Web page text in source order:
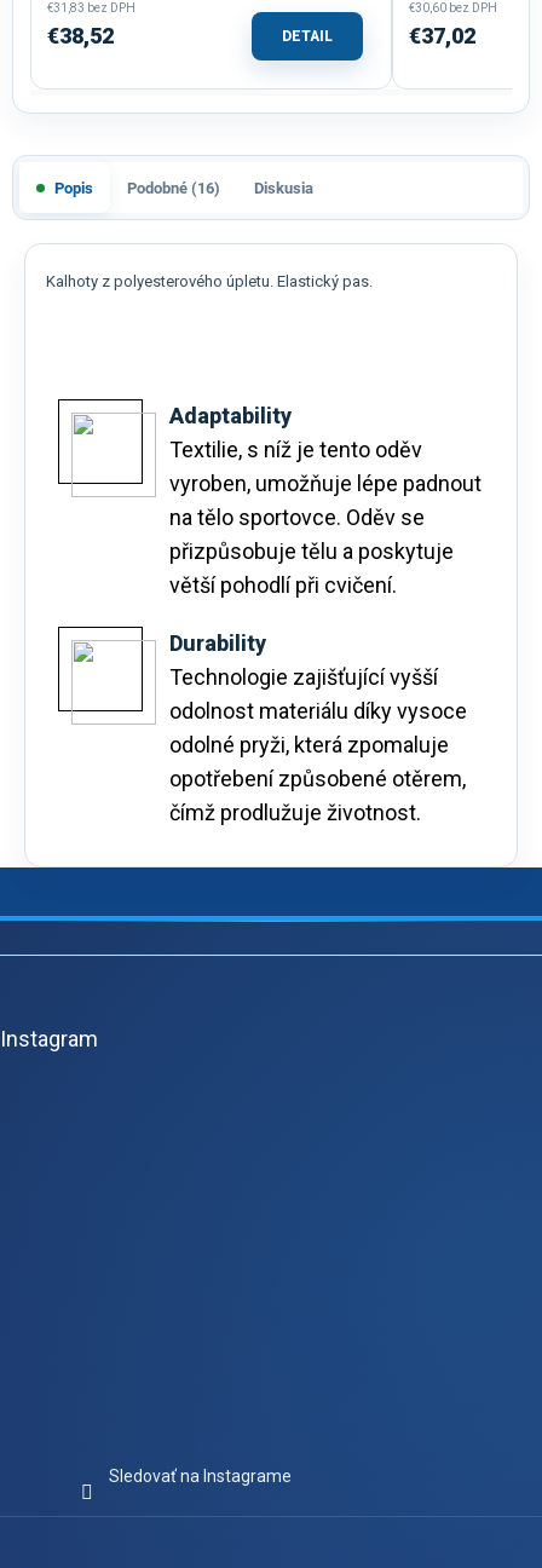
€31,83 bez DPH
€38,52 DETAIL
€30,60 bez DPH
€37,02
Popis Podobné (16) Diskusia
Kalhoty z polyesterového úpletu. Elastický pas.
Adaptability
Textilie, s níž je tento oděv
vyroben, umožňuje lépe padnout
na tělo sportovce. Oděv se
přizpůsobuje tělu a poskytuje
větší pohodlí při cvičení.
Durability
Technologie zajišťující vyšší
odolnost materiálu díky vysoce
odolné pryži, která zpomaluje
opotřebení způsobené otěrem,
čímž prodlužuje životnost.
Z
Instagram
Sledovať na Instagrame